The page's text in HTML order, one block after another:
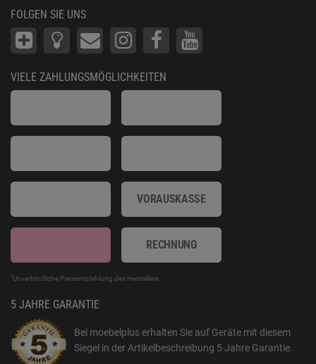
FOLGEN SIE UNS
VIELE ZAHLUNGSMÖGLICHKEITEN
VORAUSKASSE
RECHNUNG
*Unverbindliche Preisempfehlung des Herstellers
5 JAHRE GARANTIE
Bei moebelplus erhalten Sie auf Geräte mit diesem
Siegel in der Artikelbeschreibung 5 Jahre Garantie.